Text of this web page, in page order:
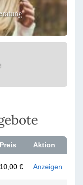
Preis Aktion
10,00 € Anzeigen